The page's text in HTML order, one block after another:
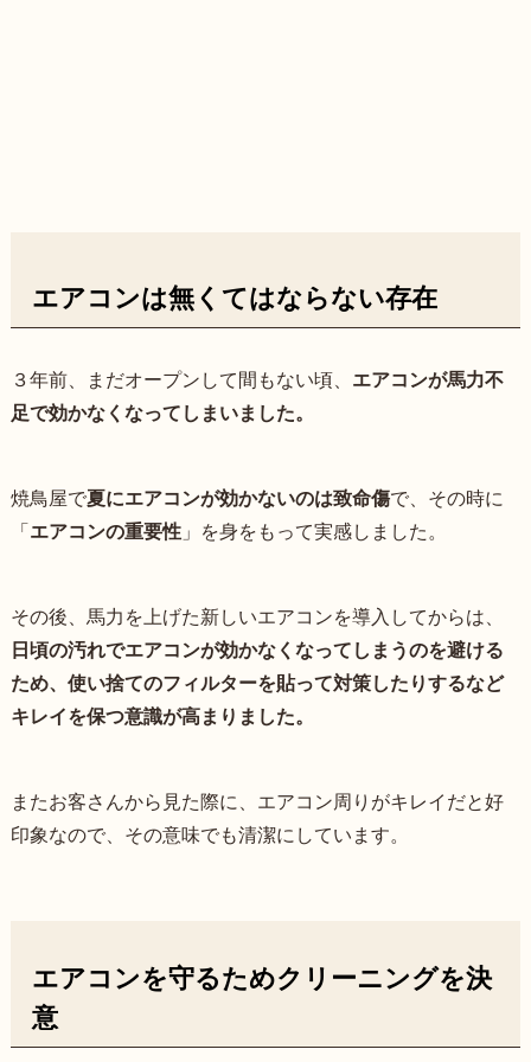
エアコンは無くてはならない存在
３年前、まだオープンして間もない頃、 エアコンが馬力不
足で効かなくなってしまいました。
焼鳥屋で夏にエアコンが効かないのは致命傷で、その時に
「エアコンの重要性」を身をもって実感しました。
その後、馬力を上げた新しいエアコンを導入してからは、
日頃の汚れでエアコンが効かなくなってしまうのを避ける
ため、使い捨てのフィルターを貼って対策したりするなど
キレイを保つ意識が高まりました。
またお客さんから見た際に、エアコン周りがキレイだと好
印象なので、その意味でも清潔にしています。
エアコンを守るためクリーニングを決
意